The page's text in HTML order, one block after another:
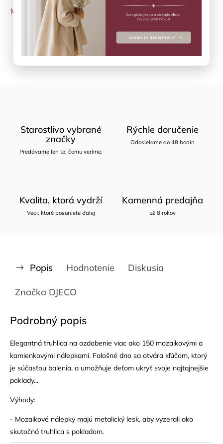
MOMENTÁLNE NEDOSTUPNÉ
Opýtať sa
Starostlivo vybrané
značky
Predávame len to, čomu veríme.
Rýchle doručenie
Odosielame do 48 hodín
Kvalita, ktorá vydrží
Veci, ktoré posuniete ďalej
Kamenná predajňa
už 8 rokov
Popis Hodnotenie Diskusia
Značka DJECO
Podrobný popis
Elegantná truhlica na ozdobenie viac ako 150 mozaikovými a
kamienkovými nálepkami. Falošné dno sa otvára kľúčom, ktorý
je súčasťou balenia, a umožňuje deťom ukryť svoje najtajnejšie
poklady...
Výhody:
- Mozaikové nálepky majú metalický lesk, aby vyzerali ako
skutočná truhlica s pokladom.